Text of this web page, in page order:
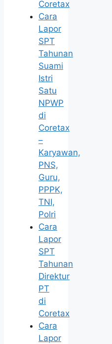
Coretax
Cara
Lapor
SPT
Tahunan
Suami
Istri
Satu
NPWP
di
Coretax
–
Karyawan,
PNS,
Guru,
PPPK,
TNI,
Polri
Cara
Lapor
SPT
Tahunan
Direktur
PT
di
Coretax
Cara
Lapor